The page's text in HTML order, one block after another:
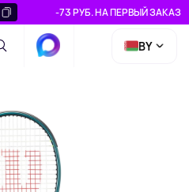
-73 РУБ. НА ПЕРВЫЙ ЗАКАЗ
BY